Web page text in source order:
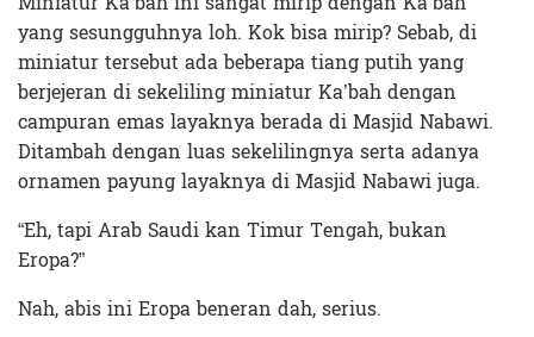
yang sesungguhnya loh. Kok bisa mirip? Sebab, di
miniatur tersebut ada beberapa tiang putih yang
berjejeran di sekeliling miniatur Ka’bah dengan
campuran emas layaknya berada di Masjid Nabawi.
Ditambah dengan luas sekelilingnya serta adanya
ornamen payung layaknya di Masjid Nabawi juga.
“Eh, tapi Arab Saudi kan Timur Tengah, bukan
Eropa?”
Nah, abis ini Eropa beneran dah, serius.